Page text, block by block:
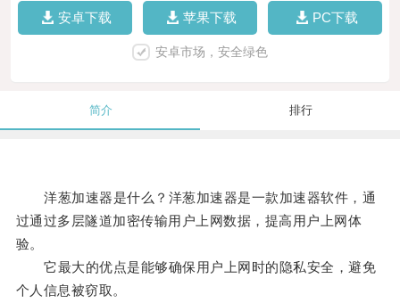
安卓下载 苹果下载 PC下载
安卓市场，安全绿色
简介 排行
洋葱加速器是什么？洋葱加速器是一款加速器软件，通
过通过多层隧道加密传输用户上网数据，提高用户上网体
验。
它最大的优点是能够确保用户上网时的隐私安全，避免
个人信息被窃取。